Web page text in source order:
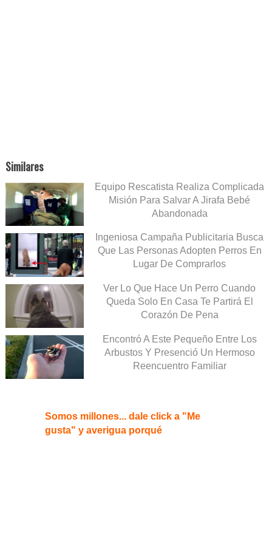
Similares
Equipo Rescatista Realiza Complicada
Misión Para Salvar A Jirafa Bebé
Abandonada
Ingeniosa Campaña Publicitaria Busca
Que Las Personas Adopten Perros En
Lugar De Comprarlos
Ver Lo Que Hace Un Perro Cuando
Queda Solo En Casa Te Partirá El
Corazón De Pena
Encontró A Este Pequeño Entre Los
Arbustos Y Presenció Un Hermoso
Reencuentro Familiar
Somos millones... dale click a "Me
gusta" y averigua porqué